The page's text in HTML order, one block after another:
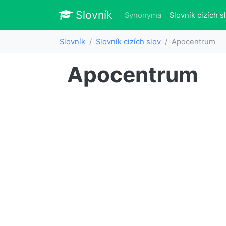
Slovník Slovník
Synonyma Slovník cizích
Slovník Slovník cizích slov Apocentrum
Apocentrum